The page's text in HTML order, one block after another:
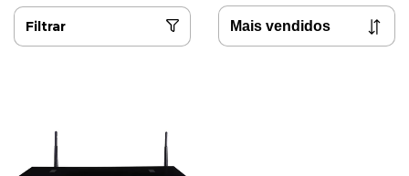
Filtrar